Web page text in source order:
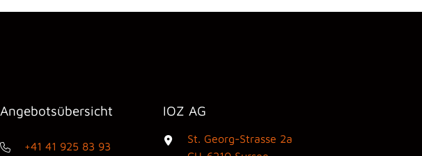
Angebotsübersicht
+41 41 925 83 93
IOZ AG
St. Georg-Strasse 2a